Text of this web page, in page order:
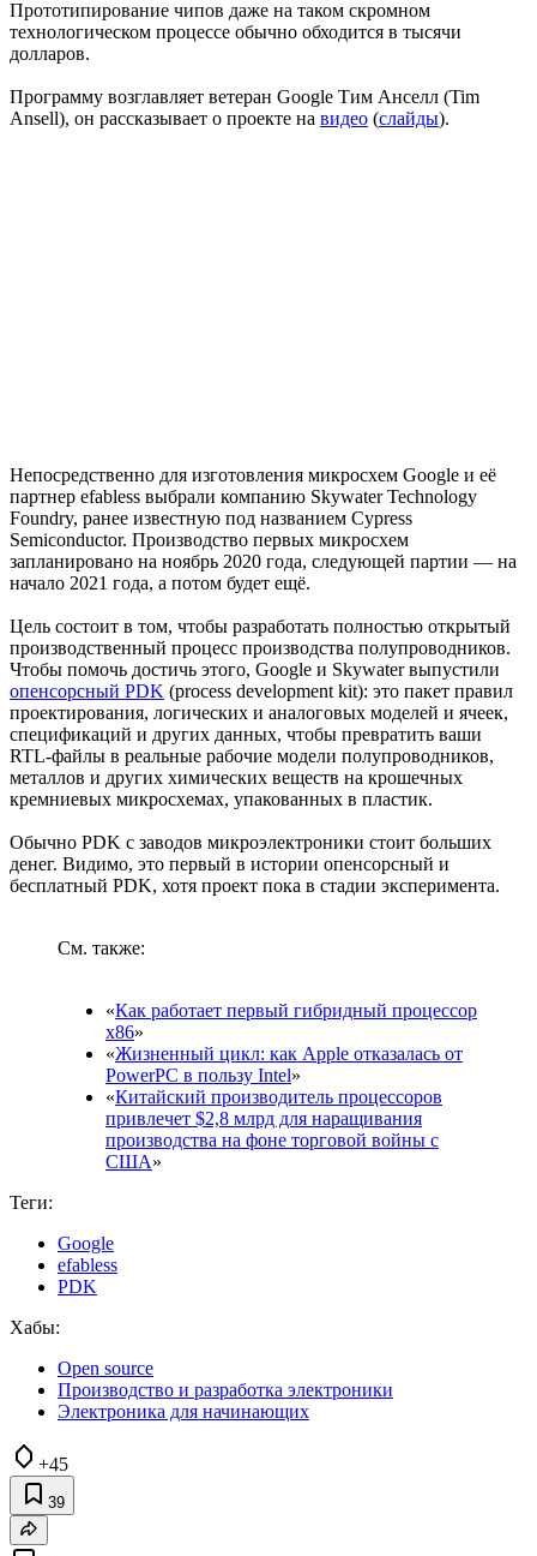
Прототипирование чипов даже на таком скромном
технологическом процессе обычно обходится в тысячи
долларов.
Программу возглавляет ветеран Google Тим Анселл (Tim
Ansell), он рассказывает о проекте на видео (слайды).
Непосредственно для изготовления микросхем Google и её
партнер efabless выбрали компанию Skywater Technology
Foundry, ранее известную под названием Cypress
Semiconductor. Производство первых микросхем
запланировано на ноябрь 2020 года, следующей партии — на
начало 2021 года, а потом будет ещё.
Цель состоит в том, чтобы разработать полностью открытый
производственный процесс производства полупроводников.
Чтобы помочь достичь этого, Google и Skywater выпустили
опенсорсный PDK (process development kit): это пакет правил
проектирования, логических и аналоговых моделей и ячеек,
спецификаций и других данных, чтобы превратить ваши
RTL-файлы в реальные рабочие модели полупроводников,
металлов и других химических веществ на крошечных
кремниевых микросхемах, упакованных в пластик.
Обычно PDK с заводов микроэлектроники стоит больших
денег. Видимо, это первый в истории опенсорсный и
бесплатный PDK, хотя проект пока в стадии эксперимента.
См. также:
«Как работает первый гибридный процессор
x86»
«Жизненный цикл: как Apple отказалась от
PowerPC в пользу Intel»
«Китайский производитель процессоров
привлечет $2,8 млрд для наращивания
производства на фоне торговой войны с
США»
Теги:
Google
efabless
PDK
Хабы:
Open source
Производство и разработка электроники
Электроника для начинающих
+45
39